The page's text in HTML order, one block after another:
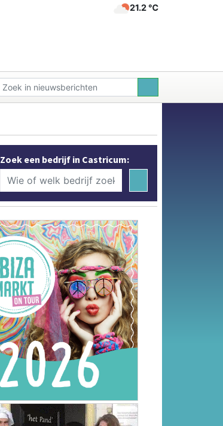
21.2 ℃
Zoek een bedrijf in Castricum: